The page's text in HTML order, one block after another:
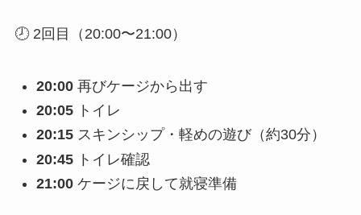
🕗 2回目（20:00〜21:00）
20:00再びケージから出す
20:05トイレ
20:15スキンシップ・軽めの遊び（約30分）
20:45トイレ確認
21:00ケージに戻して就寝準備